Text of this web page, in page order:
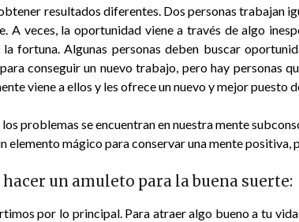
resultados diferentes. Dos personas trabajan
A veces, la oportunidad viene a través de algo
la fortuna. Algunas personas deben buscar
conseguir un nuevo trabajo, pero hay personas
viene a ellos y les ofrece un nuevo y mejor puesto
los problemas se encuentran en nuestra mente
elemento mágico para conservar una mente positiva,
hacer un amuleto para la buena suerte:
por lo principal. Para atraer algo bueno a tu